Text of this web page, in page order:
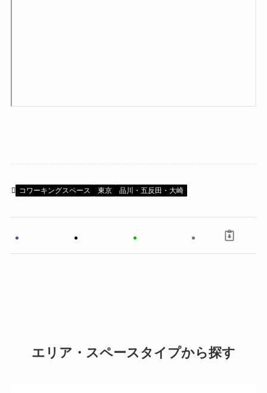
コワーキングスペース 東京 品川・五反田・大崎
エリア・スペースタイプから探す